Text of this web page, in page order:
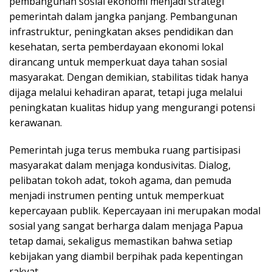
pemerintah dalam jangka panjang. Pembangunan
infrastruktur, peningkatan akses pendidikan dan
kesehatan, serta pemberdayaan ekonomi lokal
dirancang untuk memperkuat daya tahan sosial
masyarakat. Dengan demikian, stabilitas tidak hanya
dijaga melalui kehadiran aparat, tetapi juga melalui
peningkatan kualitas hidup yang mengurangi potensi
kerawanan.
Pemerintah juga terus membuka ruang partisipasi
masyarakat dalam menjaga kondusivitas. Dialog,
pelibatan tokoh adat, tokoh agama, dan pemuda
menjadi instrumen penting untuk memperkuat
kepercayaan publik. Kepercayaan ini merupakan modal
sosial yang sangat berharga dalam menjaga Papua
tetap damai, sekaligus memastikan bahwa setiap
kebijakan yang diambil berpihak pada kepentingan